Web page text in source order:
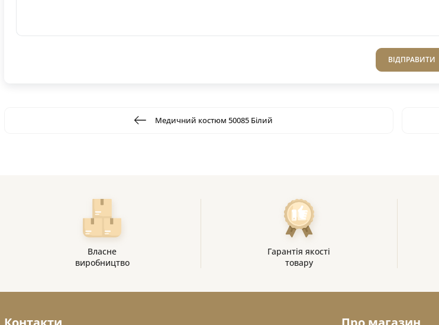
ВІДПРАВИТИ
Медичний костюм 50085 Білий
Власне
виробництво
Гарантія якості
товару